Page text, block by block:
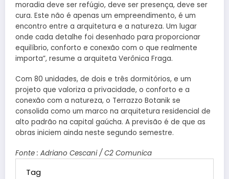
moradia deve ser refúgio, deve ser presença, deve ser
cura. Este não é apenas um empreendimento, é um
encontro entre a arquitetura e a natureza. Um lugar
onde cada detalhe foi desenhado para proporcionar
equilíbrio, conforto e conexão com o que realmente
importa”, resume a arquiteta Verônica Fraga.
Com 80 unidades, de dois e três dormitórios, e um
projeto que valoriza a privacidade, o conforto e a
conexão com a natureza, o Terrazzo Botanik se
consolida como um marco na arquitetura residencial de
alto padrão na capital gaúcha. A previsão é de que as
obras iniciem ainda neste segundo semestre.
Fonte : Adriano Cescani / C2 Comunica
Tag